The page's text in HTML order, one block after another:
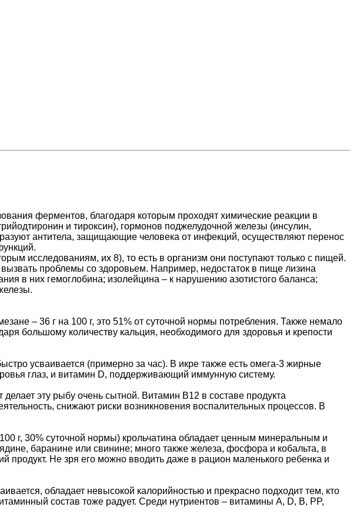
ферментов, благодаря которым проходят химические реакции в
и тироксин), гормонов поджелудочной железы (инсулин,
антитела, защищающие человека от инфекций, осуществляют перенос
исследованиям, их 8), то есть в организм они поступают только с пищей.
проблемы со здоровьем. Например, недостаток в пище лизина
в них гемоглобина; изолейцина – к нарушению азотистого баланса;
– 36 г на 100 г, это 51% от суточной нормы потребления. Также немало
большому количеству кальция, необходимого для здоровья и крепости
усваивается (примерно за час). В икре также есть омега-3 жирные
глаз, и витамин D, поддерживающий иммунную систему.
эту рыбу очень сытной. Витамин В12 в составе продукта
снижают риски возникновения воспалительных процессов. В
г, 30% суточной нормы) крольчатина обладает ценным минеральным и
баранине или свинине; много также железа, фосфора и кобальта, в
продукт. Не зря его можно вводить даже в рацион маленького ребенка и
обладает невысокой калорийностью и прекрасно подходит тем, кто
состав тоже радует. Среди нутриентов – витамины А, D, В, PP,